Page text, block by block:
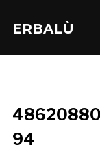
ERBALÙ
94